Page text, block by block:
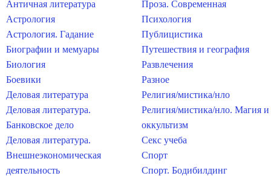
Античная литература
Астрология
Астрология. Гадание
Биографии и мемуары
Биология
Боевики
Деловая литература
Деловая литература.
Банковское дело
Деловая литература.
Внешнеэкономическая
деятельность
Проза. Современная
Психология
Публицистика
Путешествия и география
Развлечения
Разное
Религия/мистика/нло
Религия/мистика/нло. Магия и
оккультизм
Секс учеба
Спорт
Спорт. Бодибилдинг